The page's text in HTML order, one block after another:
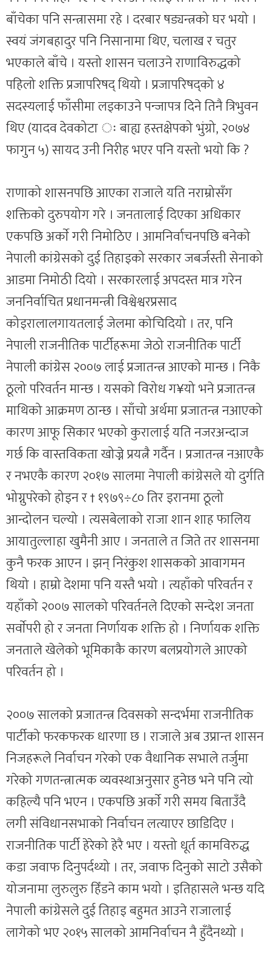
बाँचेका पनि सन्त्रासमा रहे । दरबार षड्यन्त्रको घर भयो ।
स्वयं जंगबहादुर पनि निसानामा थिए, चलाख र चतुर
भएकाले बाँचे । यस्तो शासन चलाउने राणाविरुद्धको
पहिलो शक्ति प्रजापरिषद् थियो । प्रजापरिषद्को ४
सदस्यलाई फाँसीमा लड्काउने पन्जापत्र दिने तिनै त्रिभुवन
थिए (यादव देवकोटा ः बाह्य हस्तक्षेपको भुंग्रो, २०७४
फागुन ५) सायद उनी निरीह भएर पनि यस्तो भयो कि ?
राणाको शासनपछि आएका राजाले यति नराम्रोसँग
शक्तिको दुरुपयोग गरे । जनतालाई दिएका अधिकार
एकपछि अर्काे गरी निमोठिए । आमनिर्वाचनपछि बनेको
नेपाली कांग्रेसको दुई तिहाइको सरकार जबर्जस्ती सेनाको
आडमा निमोठी दियो । सरकारलाई अपदस्त मात्र गरेन
जननिर्वाचित प्रधानमन्त्री विश्वेश्वरप्रसाद
कोइरालालगायतलाई जेलमा कोचिदियो । तर, पनि
नेपाली राजनीतिक पार्टीहरूमा जेठो राजनीतिक पार्टी
नेपाली कांग्रेस २००७ लाई प्रजातन्त्र आएको मान्छ । निकै
ठूलो परिवर्तन मान्छ । यसको विरोध ग¥यो भने प्रजातन्त्र
माथिको आक्रमण ठान्छ । साँचो अर्थमा प्रजातन्त्र नआएको
कारण आफू सिकार भएको कुरालाई यति नजरअन्दाज
गर्छ कि वास्तविकता खोज्ने प्रयत्नै गर्दैन । प्रजातन्त्र नआएकै
र नभएकै कारण २०१७ सालमा नेपाली कांग्रेसले यो दुर्गति
भोग्नुपरेको होइन र † १९७९÷८० तिर इरानमा ठूलो
आन्दोलन चल्यो । त्यसबेलाको राजा शान शाह फालिय
आयातुल्लाहा खुमैनी आए । जनताले त जिते तर शासनमा
कुनै फरक आएन । झन् निरंकुश शासकको आवागमन
थियो । हाम्रो देशमा पनि यस्तै भयो । त्यहाँको परिवर्तन र
यहाँको २००७ सालको परिवर्तनले दिएको सन्देश जनता
सर्वाेपरी हो र जनता निर्णायक शक्ति हो । निर्णायक शक्ति
जनताले खेलेको भूमिकाकै कारण बलप्रयोगले आएको
परिवर्तन हो ।
२००७ सालको प्रजातन्त्र दिवसको सन्दर्भमा राजनीतिक
पार्टीको फरकफरक धारणा छ । राजाले अब उप्रान्त शासन
निजहरूले निर्वाचन गरेको एक वैधानिक सभाले तर्जुमा
गरेको गणतन्त्रात्मक व्यवस्थाअनुसार हुनेछ भने पनि त्यो
कहिल्यै पनि भएन । एकपछि अर्काे गरी समय बिताउँदै
लगी संविधानसभाको निर्वाचन लत्याएर छाडिदिए ।
राजनीतिक पार्टी हेरेको हेरै भए । यस्तो धूर्त कामविरुद्ध
कडा जवाफ दिनुपर्दथ्यो । तर, जवाफ दिनुको साटो उसैको
योजनामा लुरुलुरु हिँडने काम भयो । इतिहासले भन्छ यदि
नेपाली कांग्रेसले दुई तिहाइ बहुमत आउने राजालाई
लागेको भए २०१५ सालको आमनिर्वाचन नै हुँदैनथ्यो ।